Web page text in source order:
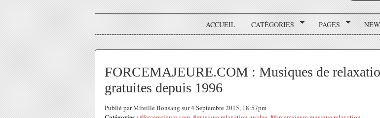
ACCUEIL CATÉGORIES PAGES
FORCEMAJEURE.COM : Musiques de
gratuites depuis 1996
Publié par Mireille Bonsang sur 4 Septembre 2015, 18:57pm